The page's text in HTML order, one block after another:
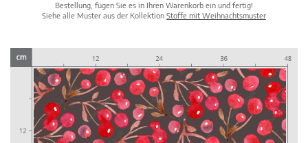
Bestellung, fügen Sie es in Ihren Warenkorb ein und fertig!
Siehe alle Muster aus der Kollektion Stoffe mit Weihnachtsmuster